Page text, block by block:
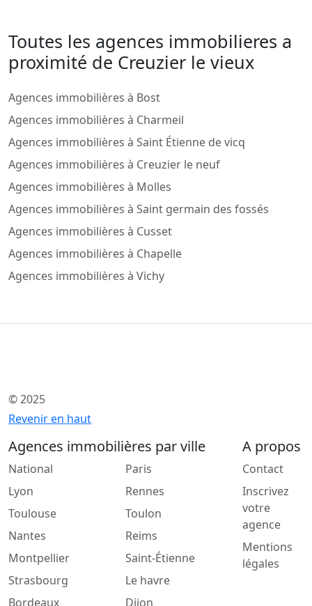
Toutes les agences immobilieres a
proximité de Creuzier le vieux
Agences immobilières à Bost
Agences immobilières à Charmeil
Agences immobilières à Saint Étienne de vicq
Agences immobilières à Creuzier le neuf
Agences immobilières à Molles
Agences immobilières à Saint germain des fossés
Agences immobilières à Cusset
Agences immobilières à Chapelle
Agences immobilières à Vichy
© 2025
Revenir en haut
Agences immobilières par ville
National
Lyon
Toulouse
Nantes
Montpellier
Strasbourg
Bordeaux
Paris
Rennes
Toulon
Reims
Saint-Étienne
Le havre
Dijon
A propos
Contact
Inscrivez
votre
agence
Mentions
légales